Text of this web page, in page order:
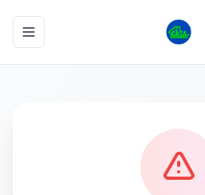
Toggle navigation menu